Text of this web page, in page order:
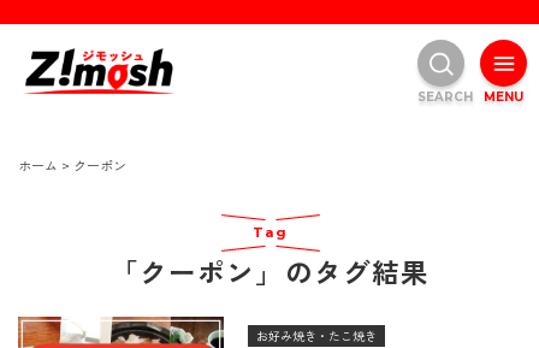
ホーム > クーポン
Tag
「クーポン」のタグ結果
お好み焼き・たこ焼き
MENU
SEARCH